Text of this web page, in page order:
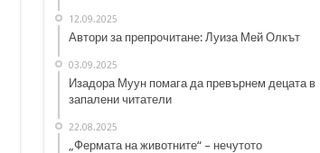
12.09.2025
Автори за препрочитане: Луиза Мей Олкът
03.09.2025
Изадора Муун помага да превърнем децата в
запалени читатели
22.08.2025
„Фермата на животните“ – нечутото